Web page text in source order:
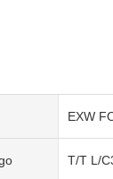
EXW
T/T L/